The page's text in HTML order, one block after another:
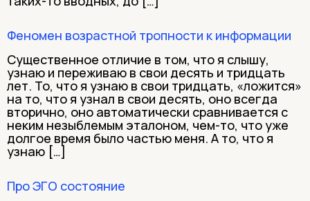
Феномен возрастной тропности к информации
Существенное отличие в том, что я слышу,
узнаю и переживаю в свои десять и тридцать
лет. То, что я узнаю в свои тридцать, «ложится»
на то, что я узнал в свои десять, оно всегда
вторично, оно автоматически сравнивается с
неким незыблемым эталоном, чем-то, что уже
долгое время было частью меня. А то, что я
узнаю […]
Про ЭГО состояние